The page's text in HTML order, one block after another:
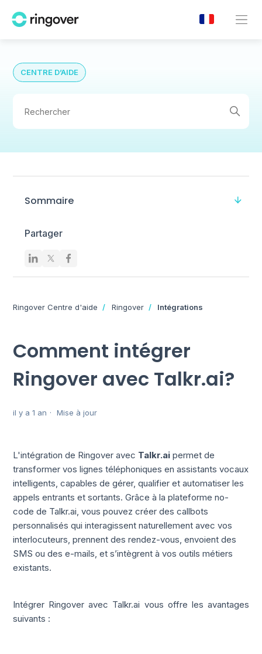
CENTRE D’AIDE
Sommaire
Partager
Ringover Centre d'aide Ringover Intégrations
Comment intégrer
Ringover avec Talkr.ai?
il y a 1 an Mise à jour
L'intégration de Ringover avec Talkr.aipermet de
transformer vos lignes téléphoniques en assistants vocaux
intelligents, capables de gérer, qualifier et automatiser les
appels entrants et sortants. Grâce à la plateforme no-
code de Talkr.ai, vous pouvez créer des callbots
personnalisés qui interagissent naturellement avec vos
interlocuteurs, prennent des rendez-vous, envoient des
SMS ou des e-mails, et s’intègrent à vos outils métiers
existants.
Intégrer Ringover avec Talkr.ai vous offre les avantages
suivants :